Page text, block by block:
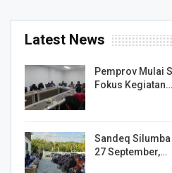
Latest News
Pemprov Mulai
Fokus Kegiatan…
Sandeq
27 September,…